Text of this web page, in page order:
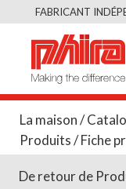
FABRICANT
La maison/
Produits/ Fiche
De retour de